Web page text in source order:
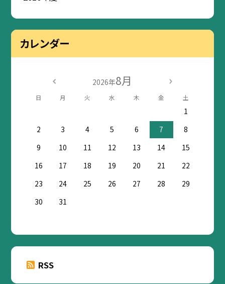
カレンダー
2026年8月
日 月 火 水 木 金 土
1
2
3 4 5 6 7
8
9
10 11 12 13 14
15
16
17 18 19 20 21
22
23
24 25 26 27 28
29
30
31
RSS